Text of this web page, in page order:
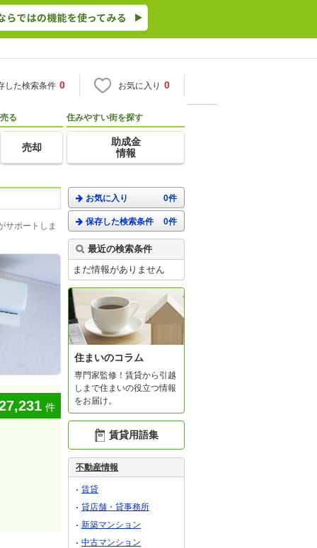
した検索条件 0 お気に入り 0
売る
売却
住みやすい街を探す
助成金
情報
サポートしま
件
お気に入り 0件
保存した検索条件 0件
最近の検索条件
まだ情報がありません
住まいのコラム
専門家監修！賃貸から引越
しまで住まいの役立つ情報
をお届け。
賃貸用語集
不動産情報
賃貸
貸店舗・貸事務所
新築マンション
中古マンション